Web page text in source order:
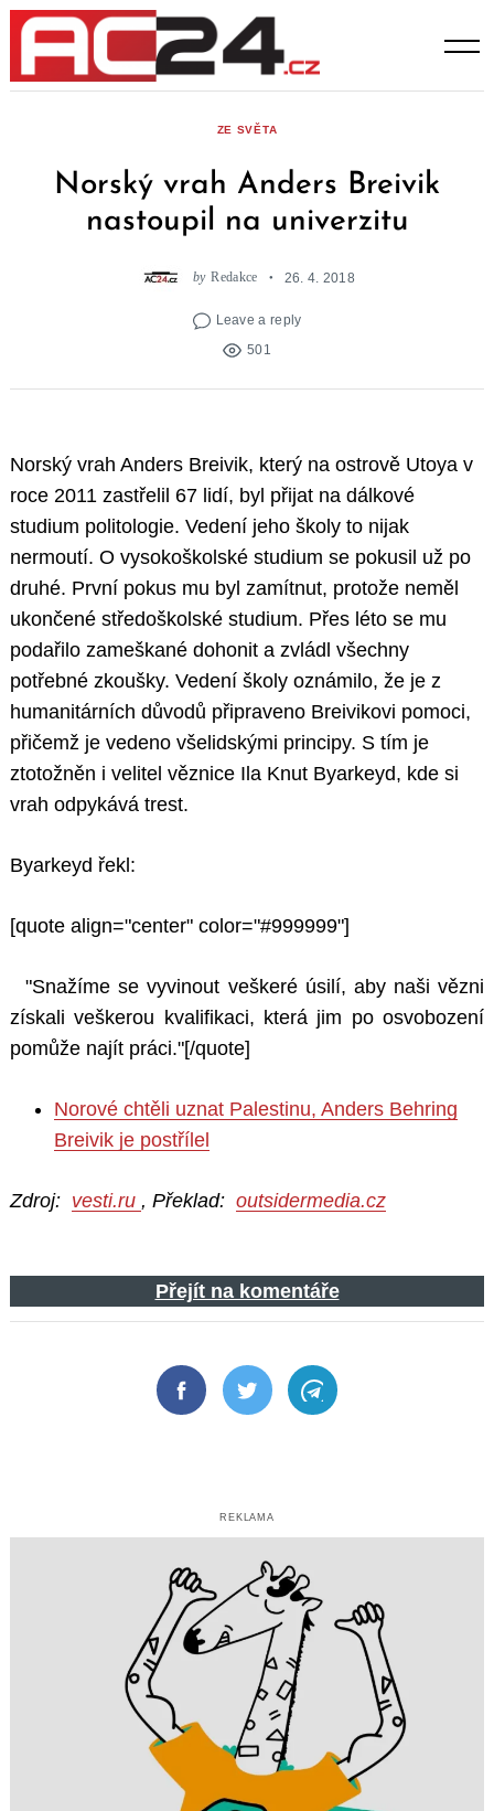
Skip
content
ZE SVĚTA
Norský vrah Anders Breivik
nastoupil na univerzitu
by Redakce 26. 4. 2018
Leave a reply
501
Norský vrah Anders Breivik, který na ostrově Utoya v
roce 2011 zastřelil 67 lidí, byl přijat na dálkové
studium politologie. Vedení jeho školy to nijak
nermoutí. O vysokoškolské studium se pokusil už po
druhé. První pokus mu byl zamítnut, protože neměl
ukončené středoškolské studium. Přes léto se mu
podařilo zameškané dohonit a zvládl všechny
potřebné zkoušky. Vedení školy oznámilo, že je z
humanitárních důvodů připraveno Breivikovi pomoci,
přičemž je vedeno všelidskými principy. S tím je
ztotožněn i velitel věznice Ila Knut Byarkeyd, kde si
vrah odpykává trest.
Byarkeyd řekl:
[quote align="center" color="#999999"]
"Snažíme se vyvinout veškeré úsilí, aby naši vězni
získali veškerou kvalifikaci, která jim po osvobození
pomůže najít práci."[/quote]
Norové chtěli uznat Palestinu, Anders Behring
Breivik je postřílel
Zdroj: vesti.ru , Překlad: outsidermedia.cz
Přejít na komentáře
FacebookTwitter Telegram
REKLAMA